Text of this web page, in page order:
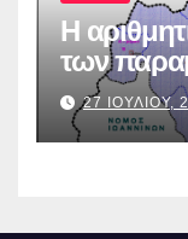
Η
των
27 ΙΟΥΛΙΟΥ,